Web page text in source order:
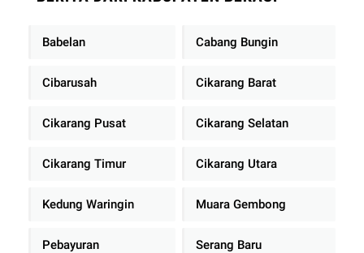
Babelan Cabang Bungin
Cibarusah Cikarang Barat
Cikarang Pusat Cikarang Selatan
Cikarang Timur Cikarang Utara
Kedung Waringin Muara Gembong
Pebayuran Serang Baru